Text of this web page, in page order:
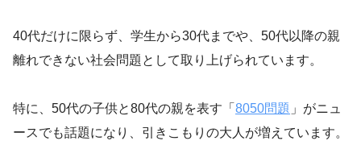
40代だけに限らず、学生から30代までや、50代以降の親
離れできない社会問題として取り上げられています。
特に、50代の子供と80代の親を表す「 8050問題 」がニュ
ースでも話題になり、引きこもりの大人が増えています。